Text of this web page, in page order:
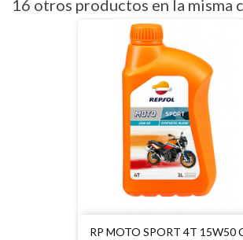
16 otros productos en la misma
RP MOTO SPORT 4T 15W50